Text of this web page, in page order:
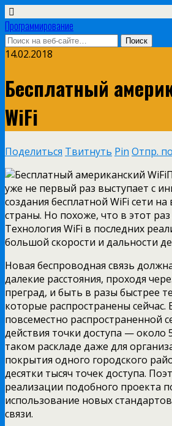
Программирование
14.02.2018
Бесплатный
WiFi
Поделиться Твитнуть Pin Отпр.
уже не первый раз выступает с
создания бесплатной WiFi сети
страны. Но похоже, что в этот
Технология WiFi в последних
большой скорости и дальности
Новая беспроводная связь
далекие расстояния, проходя
преград, и быть в разы быстрее
которые распространены
повсеместно распространенной
действия точки доступа — около
таком раскладе даже для
покрытия одного городского
десятки тысяч точек доступа.
реализации подобного проекта
использование новых
связи.